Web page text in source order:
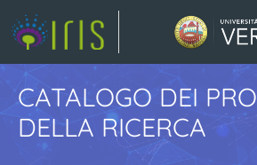
CATALOGO DEI
DELLA RICERCA